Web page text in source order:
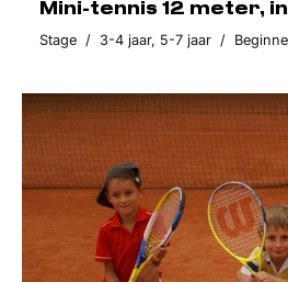
Mini-tennis 12 meter,
Stage / 3-4 jaar, 5-7 jaar /